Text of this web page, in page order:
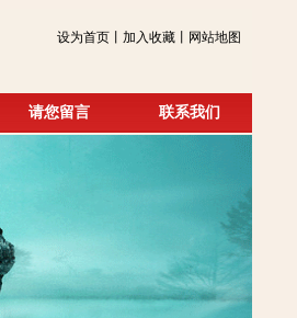
设为首页丨加入收藏丨网站地图
请您留言 联系我们